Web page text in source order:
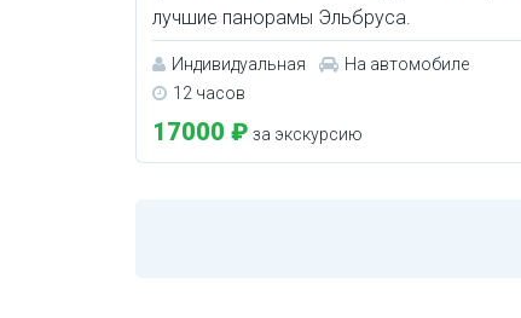
лучшие панорамы Эльбруса.
Индивидуальная
На автомобиле
12 часов
17000 ₽ за экскурсию